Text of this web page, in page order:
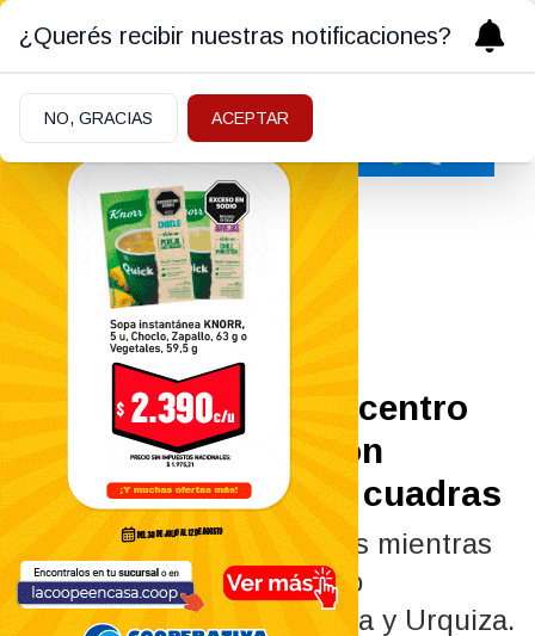
Policiales y Judiciales
28/05/2026
Intentaron abrir una
camioneta en pleno centro
de Roca y terminaron
demorados a pocas cuadras
Dos hombres fueron vistos mientras
manipulaban una Berlingo
estacionada cerca de Salta y Urquiza.
¿Querés recibir nuestras notificaciones?
NO, GRACIAS ACEPTAR